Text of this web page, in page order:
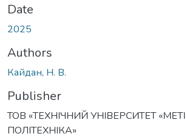
Date
2025
Authors
Кайдан, Н. В.
Publisher
ТОВ «ТЕХНІЧНИЙ УНІВЕРСИТЕТ
ПОЛІТЕХНІКА»